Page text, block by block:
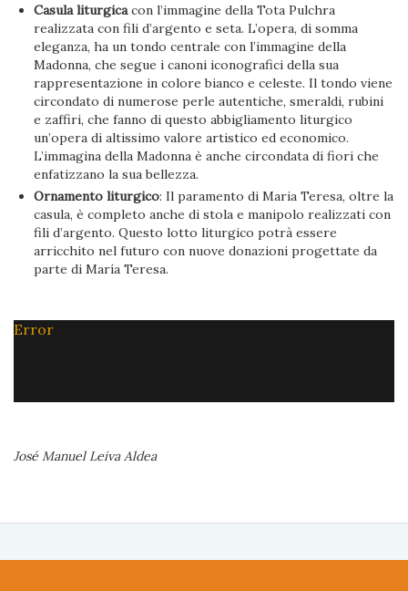
Casula liturgicacon l’immagine della Tota Pulchra
realizzata con fili d’argento e seta. L’opera, di somma
eleganza, ha un tondo centrale con l’immagine della
Madonna, che segue i canoni iconografici della sua
rappresentazione in colore bianco e celeste. Il tondo viene
circondato di numerose perle autentiche, smeraldi, rubini
e zaffiri, che fanno di questo abbigliamento liturgico
un’opera di altissimo valore artistico ed economico.
L’immagina della Madonna è anche circondata di fiori che
enfatizzano la sua bellezza.
Ornamento liturgico: Il paramento di Maria Teresa, oltre la
casula, è completo anche di stola e manipolo realizzati con
fili d’argento. Questo lotto liturgico potrà essere
arricchito nel futuro con nuove donazioni progettate da
parte di María Teresa.
Error
José Manuel Leiva Aldea